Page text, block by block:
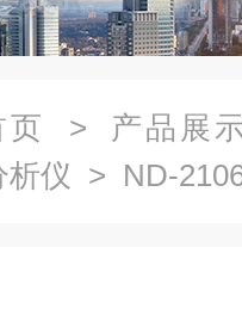
页 > 产品展
析仪 > ND-